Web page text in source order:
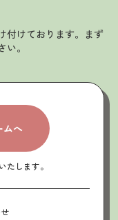
付けております。まず
。
ムへ
たします。